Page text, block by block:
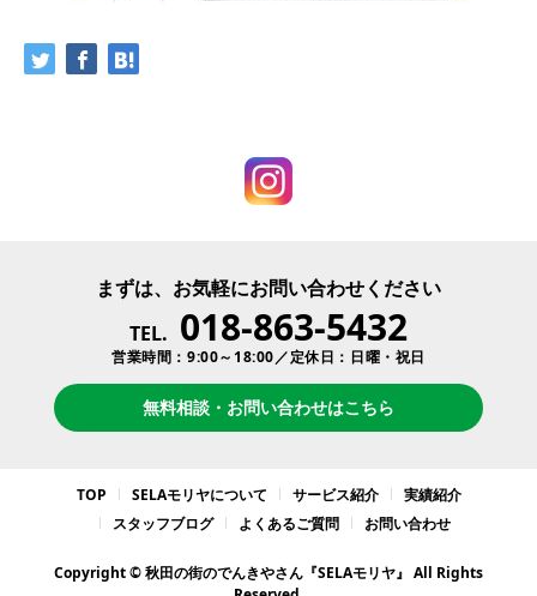
まずは、お気軽にお問い合わせください
TEL. 018-863-5432
営業時間：9:00～18:00／定休日：日曜・祝日
無料相談・お問い合わせはこちら
TOP SELAモリヤについて サービス紹介
実績紹介
スタッフブログ
よくあるご質問 お問い合わせ
Copyright © 秋田の街のでんきやさん『SELAモリヤ』 All Rights